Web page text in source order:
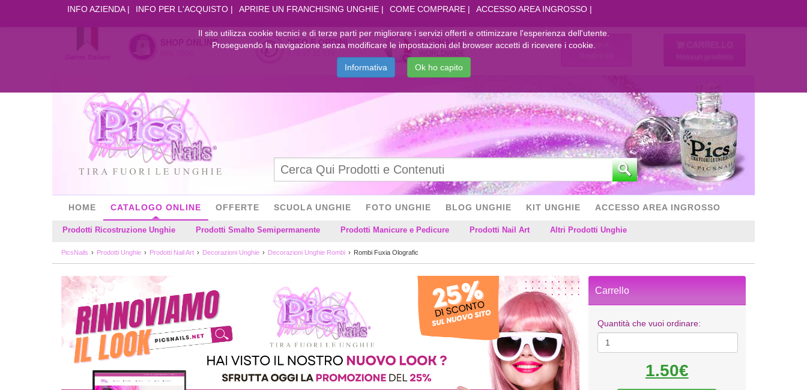
INFO AZIENDA INFO PER L'ACQUISTO APRIRE UN FRANCHISING UNGHIE COME COMPRARE ACCESSO AREA INGROSSO
SHOP ONLINE INFO E ORDINI PICSNAILS
Login
HOME CATALOGO ONLINE
Prodotti Ricostruzione Unghie Prodotti Smalto Semipermanente Prodotti Manicure e Pedicure Prodotti Nail Art Altri Prodotti Unghie
OFFERTE SCUOLA UNGHIE FOTO UNGHIE BLOG UNGHIE KIT UNGHIE ACCESSO AREA INGROSSO
PicsNails Prodotti Unghie Prodotti Nail Art Decorazioni Unghie Decorazioni Unghie Rombi Rombi Fuxia Olografic
Carrello
Quantità che vuoi ordinare:
1.50€
Il sito utilizza cookie tecnici e di terze parti per migliorare i servizi offerti e ottimizzare l'esperienza dell'utente.
Proseguendo la navigazione senza modificare le impostazioni del browser accetti di ricevere i cookie.
Informativa Ok ho capito